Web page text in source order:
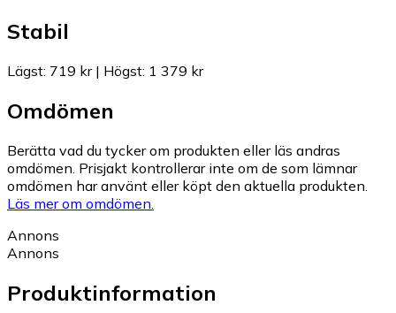
Stabil
Lägst: 719 kr| Högst: 1 379 kr
Omdömen
Berätta vad du tycker om produkten eller läs andras
omdömen. Prisjakt kontrollerar inte om de som lämnar
omdömen har använt eller köpt den aktuella produkten.
Läs mer om omdömen.
Annons
Annons
Produktinformation